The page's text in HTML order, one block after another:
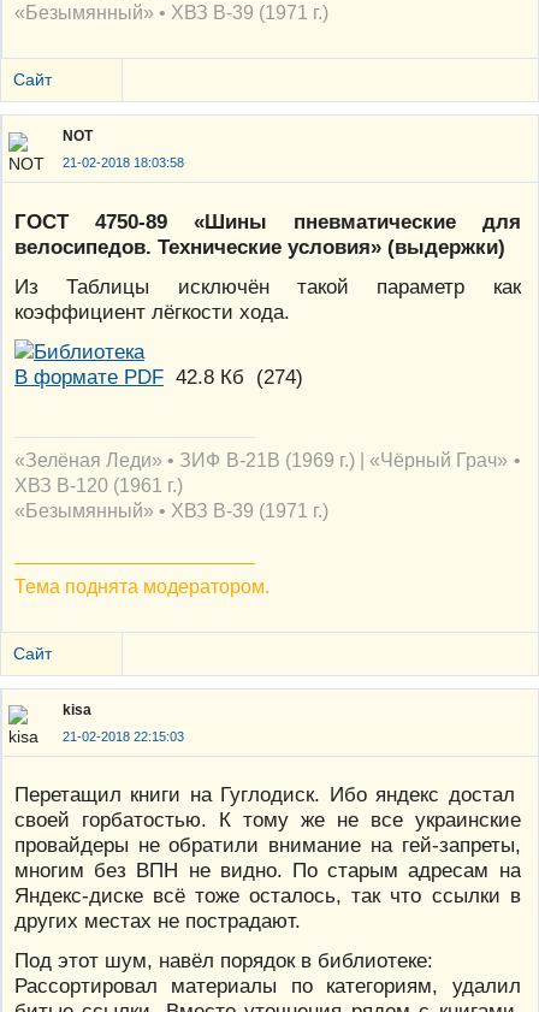
«Безымянный» • ХВЗ В-39 (1971 г.)
Сайт
NOT
21-02-2018 18:03:58
ГОСТ 4750-89 «Шины пневматические для
велосипедов. Технические условия» (выдержки)
Из Таблицы исключён такой параметр как
коэффициент лёгкости хода.
В формате PDF 42.8 Кб (274)
«Зелёная Леди» • ЗИФ В-21В (1969 г.) | «Чёрный Грач» •
ХВЗ В-120 (1961 г.)
«Безымянный» • ХВЗ В-39 (1971 г.)
Тема поднята модератором.
Сайт
kisa
21-02-2018 22:15:03
Перетащил книги на Гуглодиск. Ибо яндекс достал
своей горбатостью. К тому же не все украинские
провайдеры не обратили внимание на гей-запреты,
многим без ВПН не видно. По старым адресам на
Яндекс-диске всё тоже осталось, так что ссылки в
других местах не пострадают.
Под этот шум, навёл порядок в библиотеке:
Рассортировал материалы по категориям, удалил